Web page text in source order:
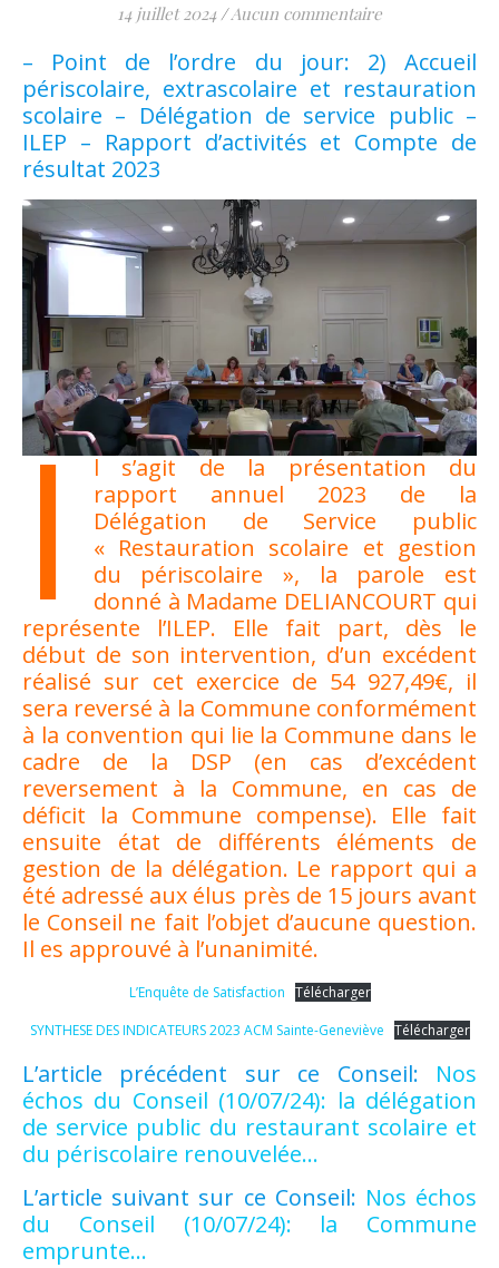
14 juillet 2024 / Aucun commentaire
– Point de l’ordre du jour: 2) Accueil
périscolaire, extrascolaire et restauration
scolaire – Délégation de service public –
ILEP – Rapport d’activités et Compte de
résultat 2023
I
l s’agit de la présentation du
rapport annuel 2023 de la
Délégation de Service public
« Restauration scolaire et gestion
du périscolaire », la parole est
donné à Madame DELIANCOURT qui
représente l’ILEP. Elle fait part, dès le
début de son intervention, d’un excédent
réalisé sur cet exercice de 54 927,49€, il
sera reversé à la Commune conformément
à la convention qui lie la Commune dans le
cadre de la DSP (en cas d’excédent
reversement à la Commune, en cas de
déficit la Commune compense). Elle fait
ensuite état de différents éléments de
gestion de la délégation. Le rapport qui a
été adressé aux élus près de 15 jours avant
le Conseil ne fait l’objet d’aucune question.
Il es approuvé à l’unanimité.
L’Enquête de Satisfaction Télécharger
SYNTHESE DES INDICATEURS 2023 ACM Sainte-Geneviève Télécharger
L’article précédent sur ce Conseil: Nos
échos du Conseil (10/07/24): la délégation
de service public du restaurant scolaire et
du périscolaire renouvelée…
L’article suivant sur ce Conseil: Nos échos
du Conseil (10/07/24): la Commune
emprunte…